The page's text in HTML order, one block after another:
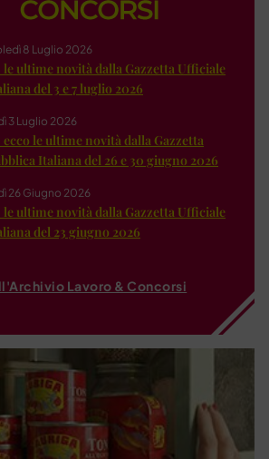
8 Luglio 2026
le ultime novità dalla Gazzetta Ufficiale
del 3 e 7 luglio 2026
3 Luglio 2026
le ultime novità dalla Gazzetta
Italiana del 26 e 30 giugno 2026
26 Giugno 2026
le ultime novità dalla Gazzetta Ufficiale
del 23 giugno 2026
Lavoro & Concorsi